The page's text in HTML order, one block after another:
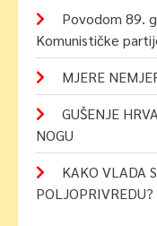
Povodom 89.
Komunističke
MJERE
GUŠENJE
NOGU
KAKO VLADA
POLJOPRIVREDU?